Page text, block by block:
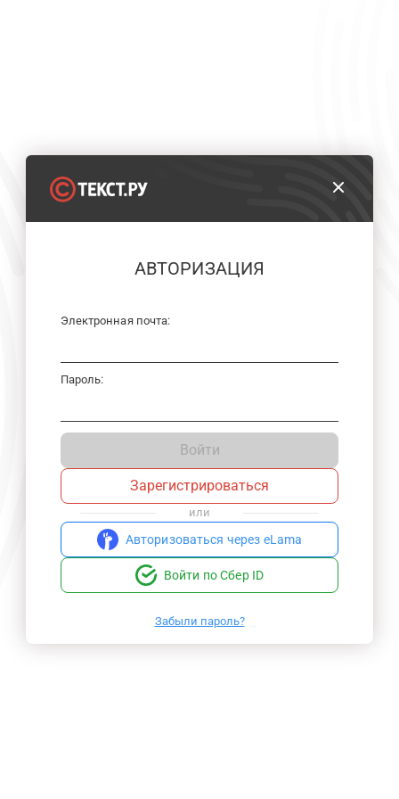
АВТОРИЗАЦИЯ
Электронная почта:
Пароль:
Войти
Зарегистрироваться
или
Авторизоваться через eLama
Войти по Сбер ID
Забыли пароль?